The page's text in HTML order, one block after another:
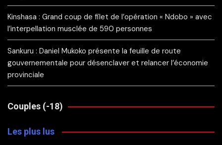
Kinshasa : Grand coup de filet de l’opération « Ndobo » avec
l’interpellation musclée de 590 personnes
Sankuru : Daniel Mukoko présente la feuille de route
gouvernementale pour désenclaver et relancer l’économie
provinciale
Couples (-18)
Les plus lus